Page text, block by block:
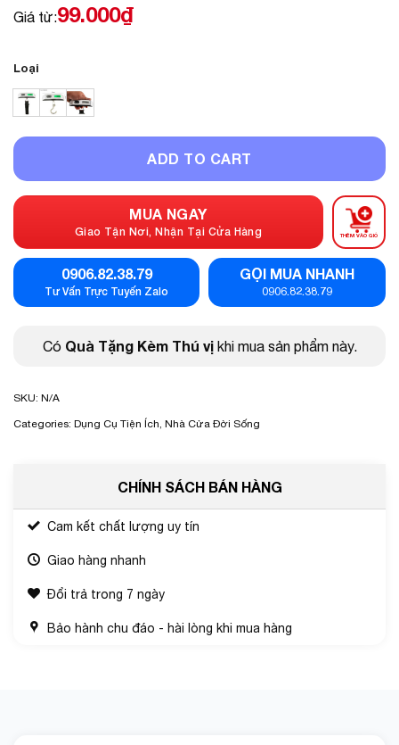
Giá từ:99.000₫
Loại
ADD TO CART
MUA NGAY
Giao Tận Nơi, Nhận Tại Cửa Hàng THÊM VÀO GIỎ
0906.82.38.79
Tư Vấn Trực Tuyến Zalo
GỌI MUA NHANH
0906.82.38.79
Có Quà Tặng Kèm Thú vịkhi mua sản phẩm này.
SKU: N/A
Categories: Dụng Cụ Tiện Ích Nhà Cửa Đời Sống
CHÍNH SÁCH BÁN HÀNG
Cam kết chất lượng uy tín
Giao hàng nhanh
Đổi trả trong 7 ngày
Bảo hành chu đáo - hài lòng khi mua hàng